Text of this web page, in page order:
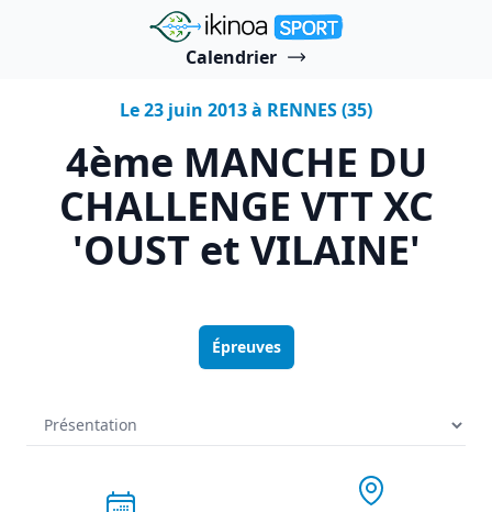
"Ikinoa Sport"
Calendrier
Le 23 juin 2013 à RENNES (35)
4ème MANCHE DU
CHALLENGE VTT XC
'OUST et VILAINE'
Épreuves